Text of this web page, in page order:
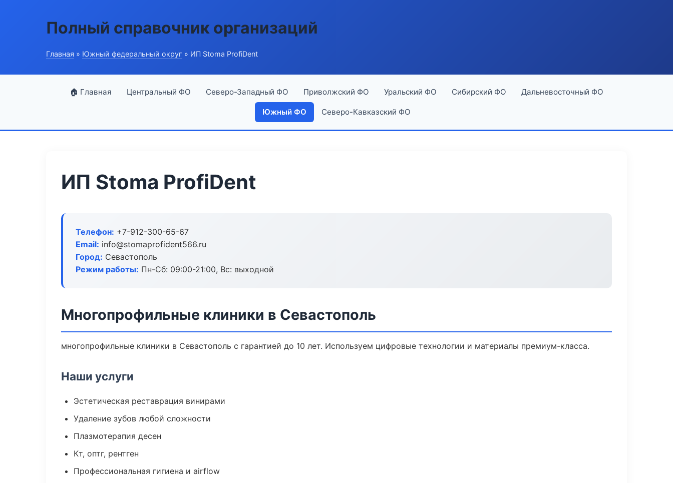
Полный справочник организаций
Главная » Южный федеральный округ » ИП Stoma ProfiDent
🏠 Главная Центральный ФО Северо-Западный ФО Приволжский ФО Уральский ФО Сибирский ФО Дальневосточный ФО
Южный ФО Северо-Кавказский ФО
ИП Stoma ProfiDent
Телефон: +7-912-300-65-67
Email: info@stomaprofident566.ru
Город: Севастополь
Режим работы: Пн-Сб: 09:00-21:00, Вс: выходной
Многопрофильные клиники в Севастополь
многопрофильные клиники в Севастополь с гарантией до 10 лет. Используем цифровые технологии и материалы премиум-класса.
Наши услуги
Эстетическая реставрация винирами
Удаление зубов любой сложности
Плазмотерапия десен
Кт, оптг, рентген
Профессиональная гигиена и airflow